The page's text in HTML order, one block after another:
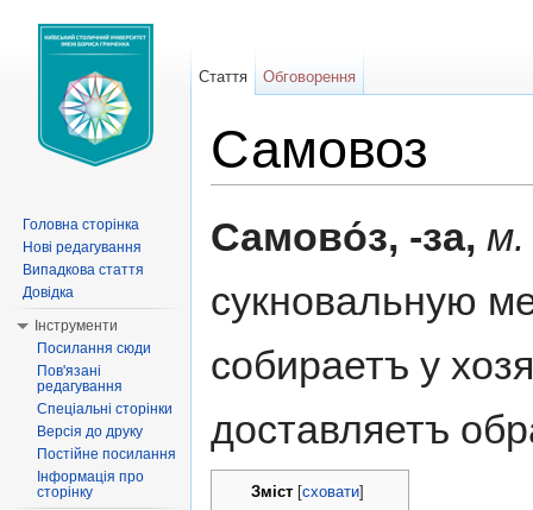
Самовоз
Самово́з, -за,
сукновальную
собираетъ у
доставляетъ
Зміст сховати
Стаття Обговорення
Головна сторінка
Нові редагування
Випадкова стаття
Довідка
Інструменти
Посилання сюди
Пов'язані
редагування
Спеціальні сторінки
Версія до друку
Постійне посилання
Інформація про
сторінку